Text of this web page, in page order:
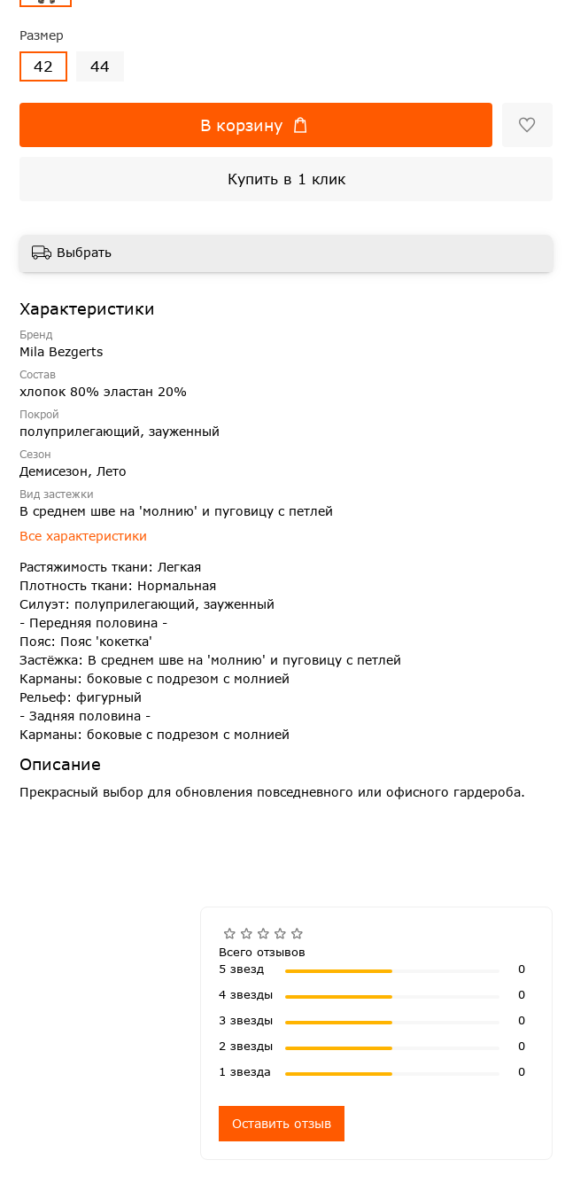
Размер
42 44
В корзину
Купить в 1 клик
Выбрать
Характеристики
Бренд
Mila Bezgerts
Состав
хлопок 80% эластан 20%
Покрой
полуприлегающий, зауженный
Сезон
Демисезон, Лето
Вид застежки
В среднем шве на 'молнию' и пуговицу с петлей
Все характеристики
Растяжимость ткани: Легкая
Плотность ткани: Нормальная
Силуэт: полуприлегающий, зауженный
- Передняя половина -
Пояс: Пояс 'кокетка'
Застёжка: В среднем шве на 'молнию' и пуговицу с петлей
Карманы: боковые с подрезом с молнией
Рельеф: фигурный
- Задняя половина -
Карманы: боковые с подрезом с молнией
Описание
Прекрасный выбор для обновления повседневного или офисного гардероба.
Всего отзывов
5 звезд
0
4 звезды
0
3 звезды
0
2 звезды
0
1 звезда
0
Оставить отзыв